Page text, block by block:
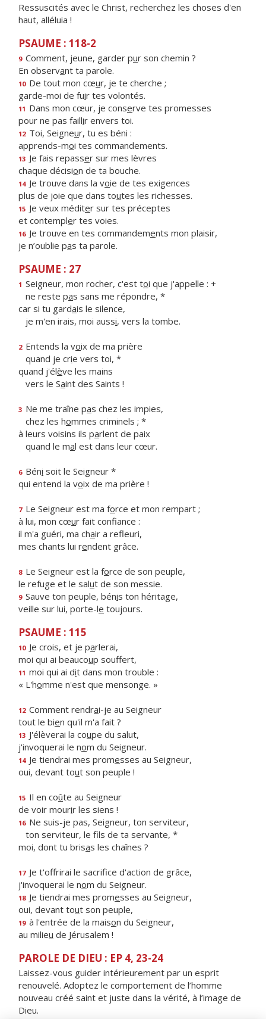
Ressuscités avec le Christ, recherchez les choses d'en
haut, alléluia !
PSAUME : 118-2
9 Comment, jeune, garder pur son chemin ?
En observant ta parole.
10 De tout mon cœur, je te cherche ;
garde-moi de fuir tes volontés.
11 Dans mon cœur, je conserve tes promesses
pour ne pas faillir envers toi.
12 Toi, Seigneur, tu es béni :
apprends-moi tes commandements.
13 Je fais repasser sur mes lèvres
chaque décision de ta bouche.
14 Je trouve dans la voie de tes exigences
plus de joie que dans toutes les richesses.
15 Je veux méditer sur tes préceptes
et contempler tes voies.
16 Je trouve en tes commandements mon plaisir,
je n’oublie pas ta parole.
PSAUME : 27
1 Seigneur, mon rocher, c'est toi que j'appelle : +
ne reste pas sans me répondre, *
car si tu gardais le silence,
je m'en irais, moi aussi, vers la tombe.
2 Entends la voix de ma prière
quand je crie vers toi, *
quand j'élève les mains
vers le Saint des Saints !
3 Ne me traîne pas chez les impies,
chez les hommes criminels ; *
à leurs voisins ils parlent de paix
quand le mal est dans leur cœur.
6 Béni soit le Seigneur *
qui entend la voix de ma prière !
7 Le Seigneur est ma force et mon rempart ;
à lui, mon cœur fait confiance :
il m'a guéri, ma chair a refleuri,
mes chants lui rendent grâce.
8 Le Seigneur est la force de son peuple,
le refuge et le salut de son messie.
9 Sauve ton peuple, bénis ton héritage,
veille sur lui, porte-le toujours.
PSAUME : 115
10 Je crois, et je parlerai,
moi qui ai beaucoup souffert,
11 moi qui ai dit dans mon trouble :
« L'homme n'est que mensonge. »
12 Comment rendrai-je au Seigneur
tout le bien qu'il m'a fait ?
13 J'élèverai la coupe du salut,
j'invoquerai le nom du Seigneur.
14 Je tiendrai mes promesses au Seigneur,
oui, devant tout son peuple !
15 Il en coûte au Seigneur
de voir mourir les siens !
16 Ne suis-je pas, Seigneur, ton serviteur,
ton serviteur, le fls de ta servante, *
moi, dont tu brisas les chaînes ?
17 Je t'offrirai le sacrifce d'action de grâce,
j'invoquerai le nom du Seigneur.
18 Je tiendrai mes promesses au Seigneur,
oui, devant tout son peuple,
19 à l'entrée de la maison du Seigneur,
au milieu de Jérusalem !
PAROLE DE DIEU : EP 4, 23-24
Laissez-vous guider intérieurement par un esprit
renouvelé. Adoptez le comportement de l’homme
nouveau créé saint et juste dans la vérité, à l’image de
Dieu.